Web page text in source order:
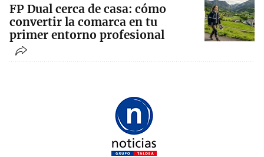
FP Dual cerca de casa: cómo
convertir la comarca en tu
primer entorno profesional